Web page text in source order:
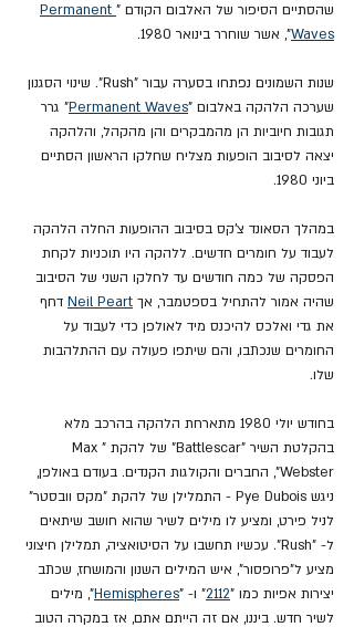
שהסתיים הסיפור של האלבום הקודם " Permanent
Waves", אשר שוחרר בינואר 1980.
שנות השמונים נפתחו בסערה עבור "Rush". שינוי הסגנון
שערכה הלהקה באלבום "Permanent Waves" גרר
תגובות חיוביות הן מהמבקרים והן מהקהל, והלהקה
יצאה לסיבוב הופעות מצליח שחלקו הראשון הסתיים
ביוני 1980.
במהלך הסאונד צ'קס בסיבוב ההופעות החלה הלהקה
לעבוד על חומרים חדשים. ללהקה היו תוכניות לקחת
הפסקה של כמה חודשים עד לחלקו השני של הסיבוב
שהיה אמור להתחיל בספטמבר, אך Neil Peart דחף
את גדי ואלכס להיכנס מיד לאולפן כדי לעבוד על
החומרים שנכתבו, והם שיתפו פעולה עם ההתלהבות
שלו.
בחודש יולי 1980 מתארחת הלהקה בהרכב מלא
בהקלטת השיר "Battlescar" של להקת "Max
Webster", החברים והקולגות הקנדים. בעודם באולפן,
ניגש Pye Dubois - התמלילן של להקת "מקס וובסטר"
לניל פירט, ומציע לו מילים לשיר שהוא חושב שיתאים
ל- "Rush". עכשיו תחשבו על הסיטואציה, תמלילן חיצוני
מציע ל"פרופסור", איש המילים השנון והמושחז, שכתב
יצירות אפיות כמו "2112" ו- "Hemispheres", מילים
לשיר חדש. ביננו, אם זה הייתם אתם, אז במקרה הטוב